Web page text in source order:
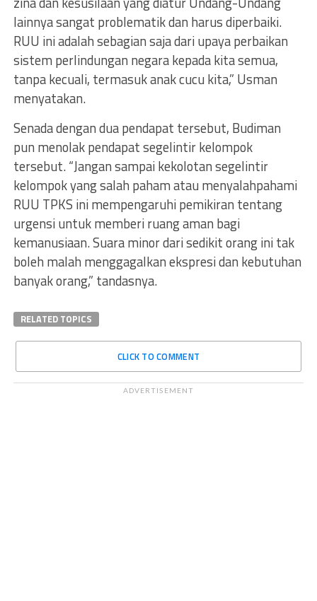
lainnya sangat problematik dan harus diperbaiki.
RUU ini adalah sebagian saja dari upaya perbaikan
sistem perlindungan negara kepada kita semua,
tanpa kecuali, termasuk anak cucu kita,” Usman
menyatakan.
Senada dengan dua pendapat tersebut, Budiman
pun menolak pendapat segelintir kelompok
tersebut. “Jangan sampai kekolotan segelintir
kelompok yang salah paham atau menyalahpahami
RUU TPKS ini mempengaruhi pemikiran tentang
urgensi untuk memberi ruang aman bagi
kemanusiaan. Suara minor dari sedikit orang ini tak
boleh malah menggagalkan ekspresi dan kebutuhan
banyak orang,” tandasnya.
RELATED TOPICS
CLICK TO COMMENT
ADVERTISEMENT